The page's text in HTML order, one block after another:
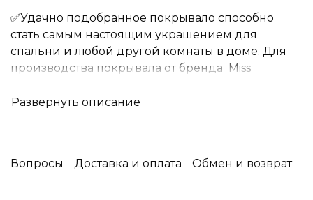
✅Удачно подобранное покрывало способно
стать самым настоящим украшением для
спальни и любой другой комнаты в доме. Для
производства покрывала от бренда Miss
самые современные технологии.Правильно
☑️ Упаковка: Фирменная Силиконовая сумка
Вопросы Доставка и оплата Обмен и возврат